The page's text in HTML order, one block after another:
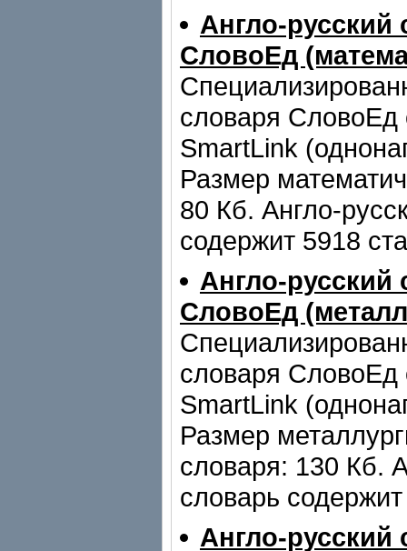
Англо-русский
СловоЕд
словаря СловоЕд
SmartLink
Размер
80 Кб. Англо-
содержит 5918
Англо-русский
СловоЕд
словаря СловоЕд
SmartLink
Размер
словаря: 130 Кб.
словарь
Англо-русский